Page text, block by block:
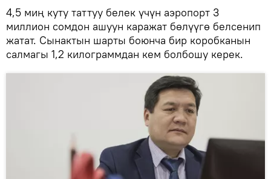
4,5 миң куту таттуу белек үчүн аэропорт 3
миллион сомдон ашуун каражат бөлүүгө белсенип
жатат. Сынактын шарты боюнча бир коробканын
салмагы 1,2 килограммдан кем болбошу керек.